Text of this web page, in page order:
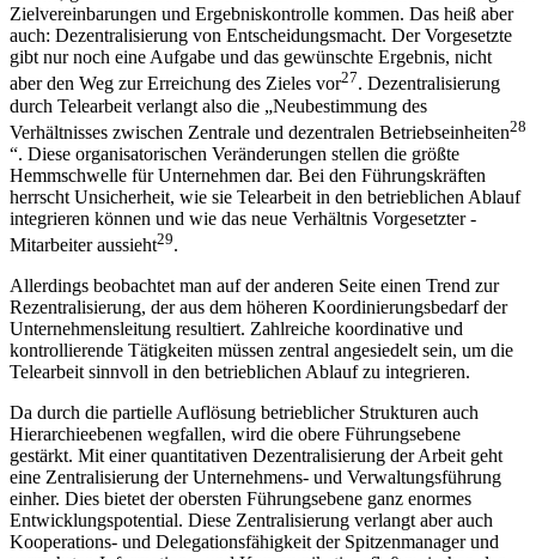
Zielvereinbarungen und Ergebniskontrolle kommen. Das heiß aber
auch: Dezentralisierung von Entscheidungsmacht. Der Vorgesetzte
gibt nur noch eine Aufgabe und das gewünschte Ergebnis, nicht
aber den Weg zur Erreichung des Zieles vor27. Dezentralisierung
durch Telearbeit verlangt also die „Neubestimmung des
Verhältnisses zwischen Zentrale und dezentralen Betriebseinheiten28
“. Diese organisatorischen Veränderungen stellen die größte
Hemmschwelle für Unternehmen dar. Bei den Führungskräften
herrscht Unsicherheit, wie sie Telearbeit in den betrieblichen Ablauf
integrieren können und wie das neue Verhältnis Vorgesetzter -
Mitarbeiter aussieht29.
Allerdings beobachtet man auf der anderen Seite einen Trend zur
Rezentralisierung, der aus dem höheren Koordinierungsbedarf der
Unternehmensleitung resultiert. Zahlreiche koordinative und
kontrollierende Tätigkeiten müssen zentral angesiedelt sein, um die
Telearbeit sinnvoll in den betrieblichen Ablauf zu integrieren.
Da durch die partielle Auflösung betrieblicher Strukturen auch
Hierarchieebenen wegfallen, wird die obere Führungsebene
gestärkt. Mit einer quantitativen Dezentralisierung der Arbeit geht
eine Zentralisierung der Unternehmens- und Verwaltungsführung
einher. Dies bietet der obersten Führungsebene ganz enormes
Entwicklungspotential. Diese Zentralisierung verlangt aber auch
Kooperations- und Delegationsfähigkeit der Spitzenmanager und